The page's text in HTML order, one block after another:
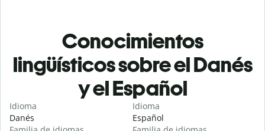
Conocimientos
lingüísticos sobre el Danés
y el Español
Idioma
Danés
Idioma
Español